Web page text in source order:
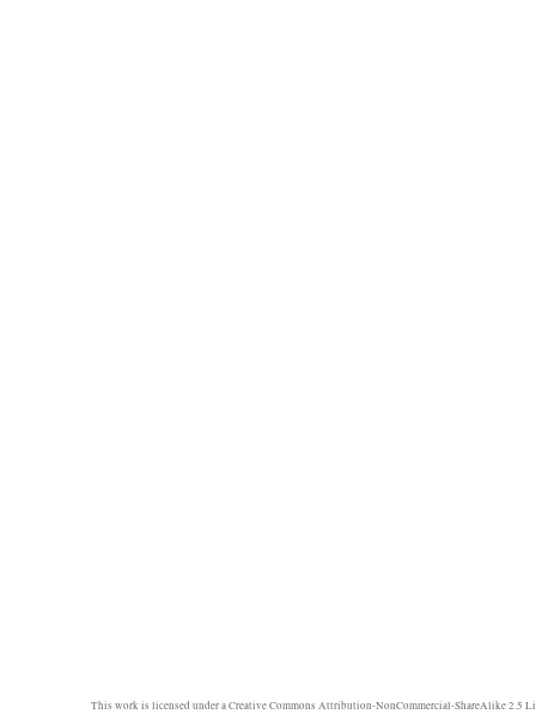
This work is licensed under aCreative Commons Attribution-NonCommercial-ShareAlike 2.5